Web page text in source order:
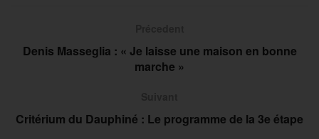
Denis Masseglia : « Je laisse une maison en bonne
marche »
Critérium du Dauphiné : Le programme de la 3e étape